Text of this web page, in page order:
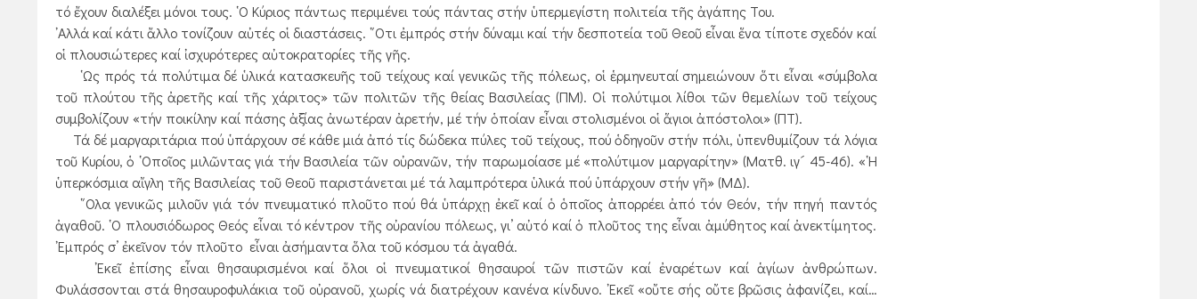
τό ἔχουν διαλέξει μόνοι τους. ῾Ο Κύριος πάντως περιμένει τούς πάντας στήν ὑπερμεγίστη πολιτεία τῆς ἀγάπης Του.
᾿Αλλά καί κάτι ἄλλο τονίζουν αὐτές οἱ διαστάσεις. ῞Οτι ἐμπρός στήν δύναμι καί τήν δεσποτεία τοῦ Θεοῦ εἶναι ἕνα τίποτε σχεδόν καί
οἱ πλουσιώτερες καί ἰσχυρότερες αὐτοκρατορίες τῆς γῆς.
῾Ως πρός τά πολύτιμα δέ ὑλικά κατασκευῆς τοῦ τείχους καί γενικῶς τῆς πόλεως, οἱ ἑρμηνευταί σημειώνουν ὅτι εἶναι «σύμβολα
τοῦ πλούτου τῆς ἀρετῆς καί τῆς χάριτος» τῶν πολιτῶν τῆς θείας Βασιλείας (ΠΜ). Οἱ πολύτιμοι λίθοι τῶν θεμελίων τοῦ τείχους
συμβολίζουν «τήν ποικίλην καί πάσης ἀξίας ἀνωτέραν ἀρετήν, μέ τήν ὁποίαν εἶναι στολισμένοι οἱ ἅγιοι ἀπόστολοι» (ΠΤ).
Τά δέ μαργαριτάρια πού ὑπάρχουν σέ κάθε μιά ἀπό τίς δώδεκα πύλες τοῦ τείχους, πού ὁδηγοῦν στήν πόλι, ὑπενθυμίζουν τά λόγια
τοῦ Κυρίου, ὁ ῾Οποῖος μιλῶντας γιά τήν Βασιλεία τῶν οὐρανῶν, τήν παρωμοίασε μέ «πολύτιμον μαργαρίτην» (Ματθ. ιγ´ 45-46). «῾Η
ὑπερκόσμια αἴγλη τῆς Βασιλείας τοῦ Θεοῦ παριστάνεται μέ τά λαμπρότερα ὑλικά πού ὑπάρχουν στήν γῆ» (ΜΔ).
῞Ολα γενικῶς μιλοῦν γιά τόν πνευματικό πλοῦτο πού θά ὑπάρχῃ ἐκεῖ καί ὁ ὁποῖος ἀπορρέει ἀπό τόν Θεόν, τήν πηγή παντός
ἀγαθοῦ. ῾Ο πλουσιόδωρος Θεός εἶναι τό κέντρον τῆς οὐρανίου πόλεως, γι’ αὐτό καί ὁ πλοῦτος της εἶναι ἀμύθητος καί ἀνεκτίμητος.
᾿Εμπρός σ’ ἐκεῖνον τόν πλοῦτο εἶναι ἀσήμαντα ὅλα τοῦ κόσμου τά ἀγαθά.
᾿Εκεῖ ἐπίσης εἶναι θησαυρισμένοι καί ὅλοι οἱ πνευματικοί θησαυροί τῶν πιστῶν καί ἐναρέτων καί ἁγίων ἀνθρώπων.
Φυλάσσονται στά θησαυροφυλάκια τοῦ οὐρανοῦ, χωρίς νά διατρέχουν κανένα κίνδυνο. ᾿Εκεῖ «οὔτε σής οὔτε βρῶσις ἀφανίζει, καί…